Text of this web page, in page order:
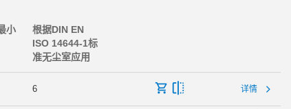
小
根据DIN EN
ISO 14644-1标
准无尘室应用
6 详情